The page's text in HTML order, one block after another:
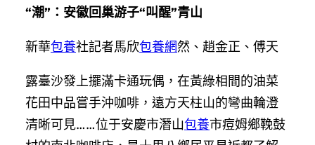
“潮”：安徽回巢游子“叫醒”青山
新華包養社記者馬欣包養網然、趙金正、傅天
露臺沙發上擺滿卡通玩偶，在黃綠相間的油菜
花田中品嘗手沖咖啡，遠方天柱山的彎曲輪澄
清晰可見……位于安慶市潛山包養市痘姆鄉鞔鼓